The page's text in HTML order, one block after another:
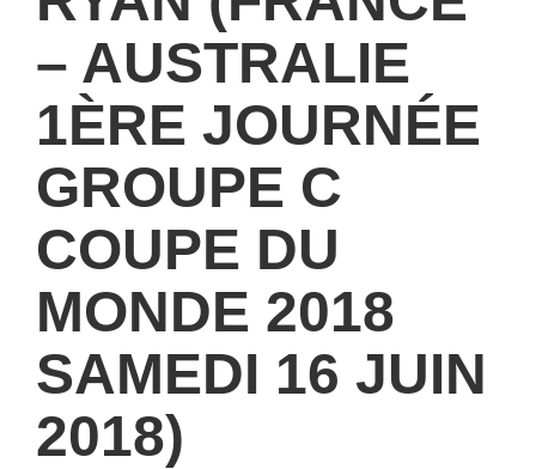
– AUSTRALIE
1ÈRE JOURNÉE
GROUPE C
COUPE DU
MONDE 2018
SAMEDI 16 JUIN
2018)